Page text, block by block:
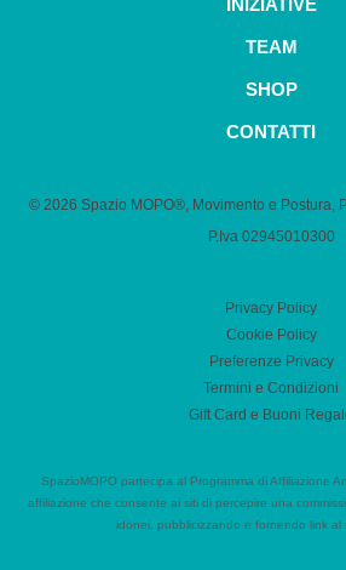
INIZIATIVE
TEAM
SHOP
CONTATTI
© 2026 Spazio MOPO®, Movimento e Postura,
P.Iva 0​2945010300
Privacy Policy
Cookie Policy
Preferenze Privacy
Termini e Condizioni
Gift Card e Buoni
SpazioMOPO partecipa al Programma di Affiliazione
affiliazione che consente ai siti di percepire una
idonei, pubblicizzando e fornendo link al